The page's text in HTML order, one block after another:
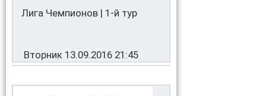
Лига Чемпионов | 1-й тур
Вторник 13.09.2016 21:45